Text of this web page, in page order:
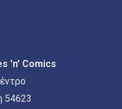
'n' Comics
54623